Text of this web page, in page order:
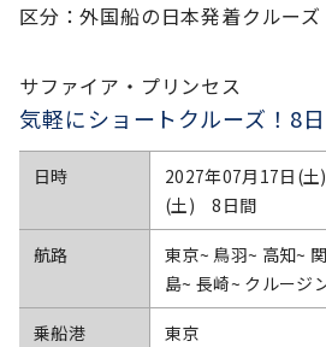
区分：外国船の日本発着クルーズ
サファイア・プリンセス
気軽にショートクルーズ！8
日時
2027年07月17日(
(土) 8日間
航路
東京~ 鳥羽~ 高知~
島~ 長崎~ クルージ
乗船港 東京